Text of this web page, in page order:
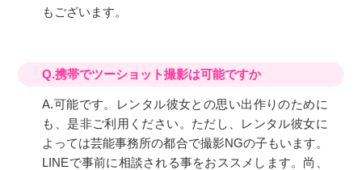
もございます。
Q.携帯でツーショット撮影は可能ですか
A.可能です。レンタル彼女との思い出作りのために
も、是非ご利用ください。ただし、レンタル彼女に
よっては芸能事務所の都合で撮影NGの子もいます。
LINEで事前に相談される事をおススメします。尚、